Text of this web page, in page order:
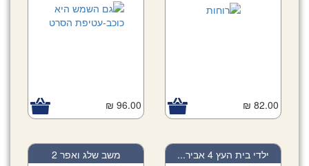
82.00 ₪
96.00 ₪
ילדי בית העץ 4 אביר... משב שלג ואפר 2